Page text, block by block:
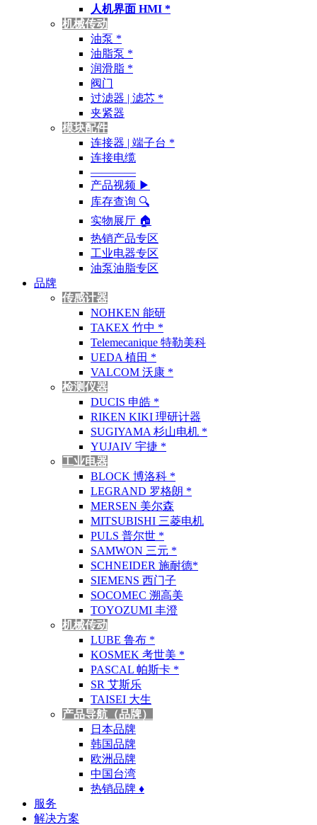
人机界面 HMI *
机械传动
油泵 *
油脂泵 *
润滑脂 *
阀门
过滤器 | 滤芯 *
夹紧器
模块配件
连接器 | 端子台 *
连接电缆
————
产品视频 ▶
库存查询 🔍︎
实物展厅 🏠︎
热销产品专区
工业电器专区
油泵油脂专区
品牌
传感计器
NOHKEN 能研
TAKEX 竹中 *
Telemecanique 特勒美科
UEDA 植田 *
VALCOM 沃康 *
检测仪器
DUCIS 申皓 *
RIKEN KIKI 理研计器
SUGIYAMA 杉山电机 *
YUJAIV 宇捷 *
工业电器
BLOCK 博洛科 *
LEGRAND 罗格朗 *
MERSEN 美尔森
MITSUBISHI 三菱电机
PULS 普尔世 *
SAMWON 三元 *
SCHNEIDER 施耐德*
SIEMENS 西门子
SOCOMEC 溯高美
TOYOZUMI 丰澄
机械传动
LUBE 鲁布 *
KOSMEK 考世美 *
PASCAL 帕斯卡 *
SR 艾斯乐
TAISEI 大生
产品导航（品牌）
日本品牌
韩国品牌
欧洲品牌
中国台湾
热销品牌 ♦
服务
解决方案